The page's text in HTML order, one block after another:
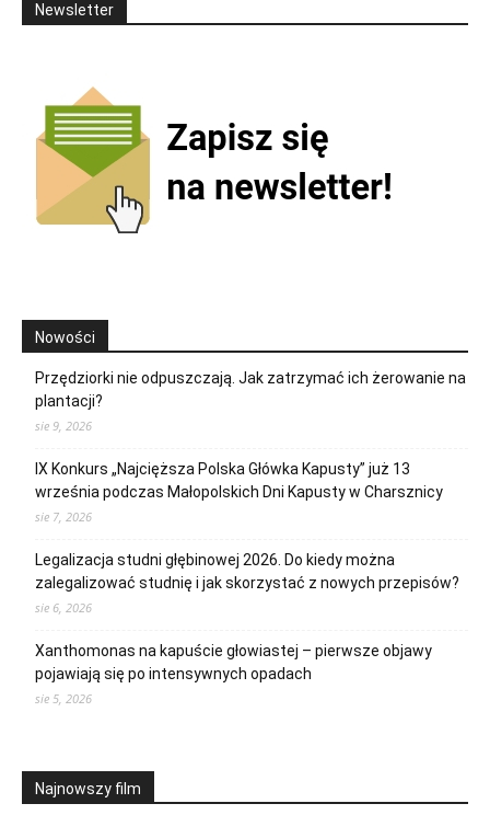
Newsletter
Nowości
Przędziorki nie odpuszczają. Jak zatrzymać ich żerowanie na
plantacji?
sie 9, 2026
IX Konkurs „Najcięższa Polska Główka Kapusty” już 13
września podczas Małopolskich Dni Kapusty w Charsznicy
sie 7, 2026
Legalizacja studni głębinowej 2026. Do kiedy można
zalegalizować studnię i jak skorzystać z nowych przepisów?
sie 6, 2026
Xanthomonas na kapuście głowiastej – pierwsze objawy
pojawiają się po intensywnych opadach
sie 5, 2026
Najnowszy film